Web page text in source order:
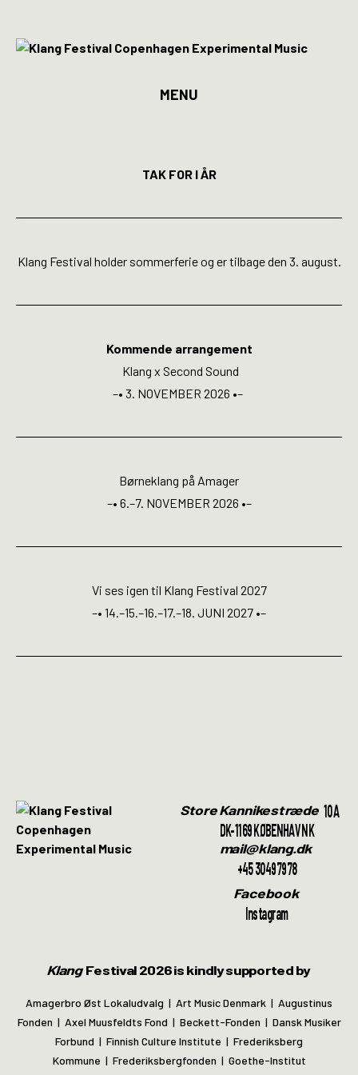
MENU
Billetter
Kunstnere
Spillesteder
INFO
Open Calls
TAK FOR I ÅR
Klang Festival holder sommerferie og er tilbage den 3. august.
Kommende arrangement
Klang x Second Sound
–• 3. NOVEMBER 2026 •–
Børneklang på Amager
–• 6.–7. NOVEMBER 2026 •–
Vi ses igen til Klang Festival 2027
–• 14.–15.–16.–17.–18. JUNI 2027 •–
Store Kannikestræde 10A
DK-1169 KØBENHAVN K
mail@klang.dk
+45 30497978
Facebook
Instagram
KlangFestival 2026 is kindly supported by
Amagerbro Øst Lokaludvalg | Art Music Denmark | Augustinus
Fonden | Axel Muusfeldts Fond | Beckett-Fonden | Dansk Musiker
Forbund | Finnish Culture Institute | Frederiksberg
Kommune | Frederiksbergfonden | Goethe-Institut